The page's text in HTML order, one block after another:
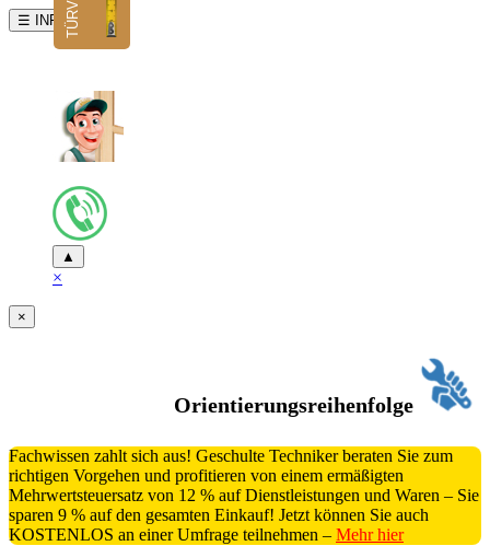
☰ INFO
▲
×
×
Orientierungsreihenfolge
Fachwissen zahlt sich aus! Geschulte Techniker beraten Sie zum
richtigen Vorgehen und profitieren von einem ermäßigten
Mehrwertsteuersatz von 12 % auf Dienstleistungen und Waren – Sie
sparen 9 % auf den gesamten Einkauf! Jetzt können Sie auch
KOSTENLOS an einer Umfrage teilnehmen – Mehr hier